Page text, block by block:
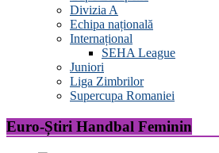
Divizia A
Echipa națională
Internațional
SEHA League
Juniori
Liga Zimbrilor
Supercupa Romaniei
Euro-Știri Handbal Feminin